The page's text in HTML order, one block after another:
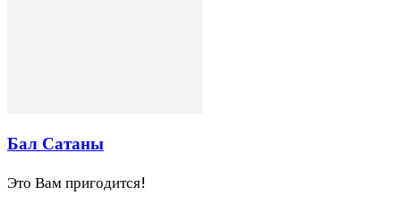
Бал Сатаны
Это Вам пригодится!